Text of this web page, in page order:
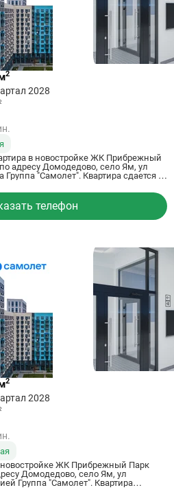
2
2028
в новостройке ЖК Прибрежный
адресу Домодедово, село Ям, ул
"Самолет". Квартира сдается в
отделкой, в 23 минутах на машине
Общая площадь квартиры - 33.45
СтройкиРУ 801199, скажите его когда
телефон
2
2028
новостройке ЖК Прибрежный Парк
Домодедово, село Ям, ул
Группа "Самолет". Квартира